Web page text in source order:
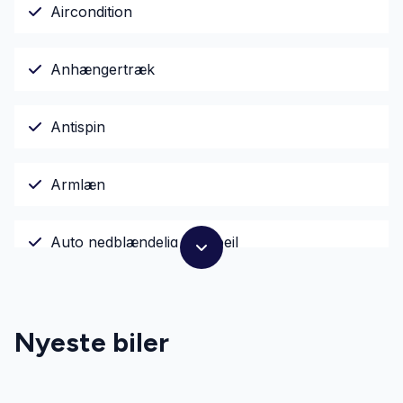
Aircondition
Anhængertræk
Antispin
Armlæn
Auto nedblændelig bakspejl
Dual zone klimaanlæg
Nyeste biler